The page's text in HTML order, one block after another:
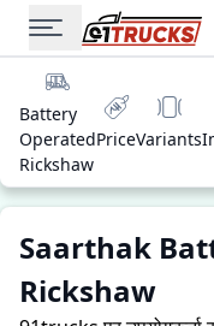
Battery
Operated
Rickshaw
PriceVariants
Saarthak
Rickshaw